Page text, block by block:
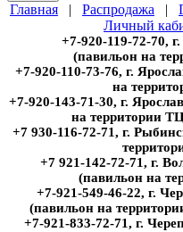
Главная | Распродажа |
Личный
+7-920-119-72-70,
(павильон на
+7-920-110-73-76, г.
на
+7-920-143-71-30, г.
на территории
+7 930-116-72-71, г.
+7 921-142-72-71, г.
(павильон на
+7-921-549-46-22, г.
(павильон на
+7-921-833-72-71, г.